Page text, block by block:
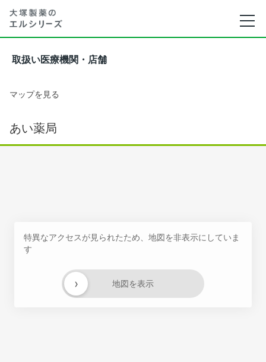
取扱い医療機関・店舗
マップを見る
あい薬局
特異なアクセスが見られたため、地図を非表示にしていま
す
地図を表示
›